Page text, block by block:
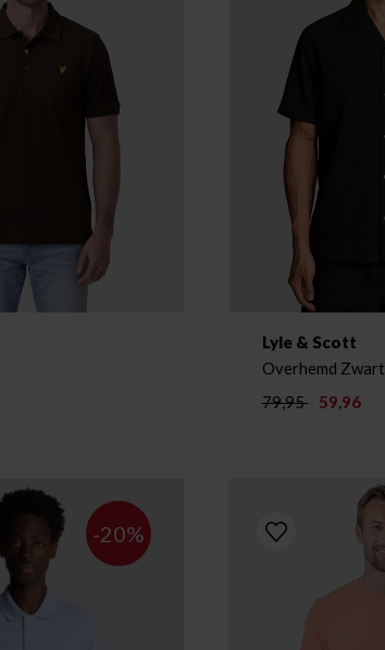
Lyle & Scott
Overhemd Zwart
79,95
59,96
-20%